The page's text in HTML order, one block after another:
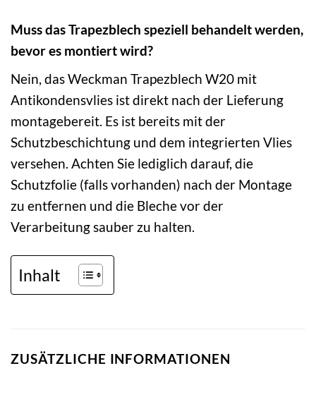
Muss das Trapezblech speziell behandelt werden,
bevor es montiert wird?
Nein, das Weckman Trapezblech W20 mit
Antikondensvlies ist direkt nach der Lieferung
montagebereit. Es ist bereits mit der
Schutzbeschichtung und dem integrierten Vlies
versehen. Achten Sie lediglich darauf, die
Schutzfolie (falls vorhanden) nach der Montage
zu entfernen und die Bleche vor der
Verarbeitung sauber zu halten.
Inhalt
ZUSÄTZLICHE INFORMATIONEN